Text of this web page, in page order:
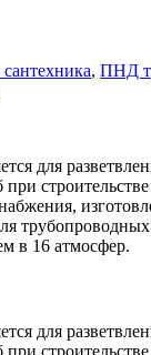
, ПНД
для
в 16 атмосфер.
для